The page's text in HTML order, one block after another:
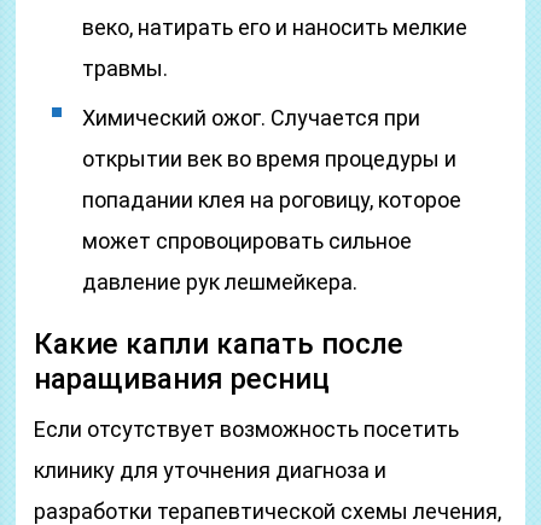
веко, натирать его и наносить мелкие
травмы.
Химический ожог. Случается при
открытии век во время процедуры и
попадании клея на роговицу, которое
может спровоцировать сильное
давление рук лешмейкера.
Какие капли капать после
наращивания ресниц
Если отсутствует возможность посетить
клинику для уточнения диагноза и
разработки терапевтической схемы лечения,